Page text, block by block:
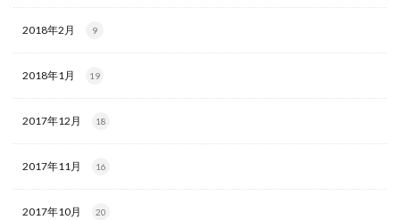
2018年2月 9
2018年1月 19
2017年12月 18
2017年11月 16
2017年10月 20